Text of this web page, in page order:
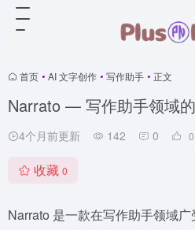
首页 • AI 文字创作 • 写作助手 • 正文
Narrato — 写作助手领域
4个月前更新 142 0 0
收藏 0
Narrato 是一款在写作助手领域广